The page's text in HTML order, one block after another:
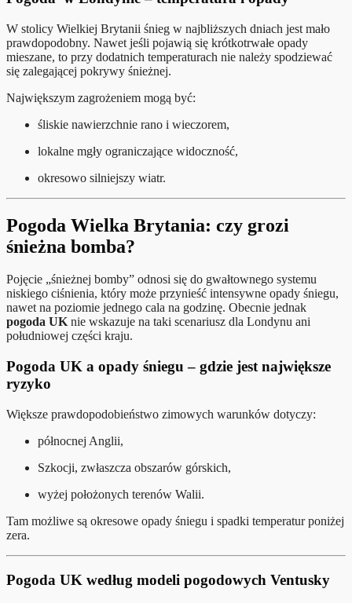
W stolicy Wielkiej Brytanii śnieg w najbliższych dniach jest mało
prawdopodobny. Nawet jeśli pojawią się krótkotrwałe opady
mieszane, to przy dodatnich temperaturach nie należy spodziewać
się zalegającej pokrywy śnieżnej.
Największym zagrożeniem mogą być:
śliskie nawierzchnie rano i wieczorem,
lokalne mgły ograniczające widoczność,
okresowo silniejszy wiatr.
Pogoda Wielka Brytania: czy grozi
śnieżna bomba?
Pojęcie „śnieżnej bomby” odnosi się do gwałtownego systemu
niskiego ciśnienia, który może przynieść intensywne opady śniegu,
nawet na poziomie jednego cala na godzinę. Obecnie jednak
pogoda UKnie wskazuje na taki scenariusz dla Londynu ani
południowej części kraju.
Pogoda UK a opady śniegu – gdzie jest największe
ryzyko
Większe prawdopodobieństwo zimowych warunków dotyczy:
północnej Anglii,
Szkocji, zwłaszcza obszarów górskich,
wyżej położonych terenów Walii.
Tam możliwe są okresowe opady śniegu i spadki temperatur poniżej
zera.
Pogoda UK według modeli pogodowych Ventusky